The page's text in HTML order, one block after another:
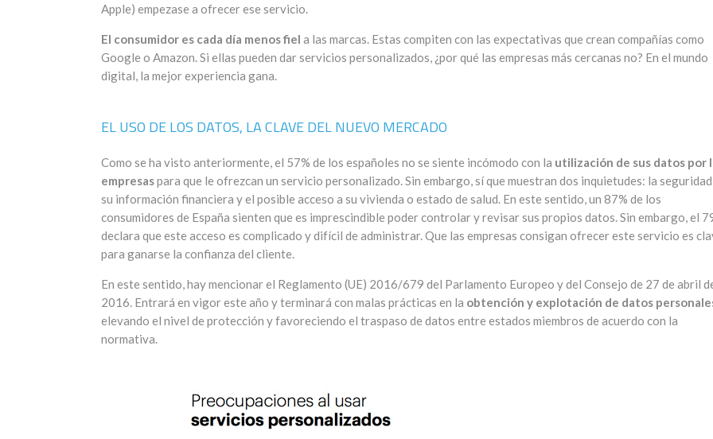
Apple) empezase a ofrecer ese servicio.
El consumidor es cada día menos fiel a las marcas. Estas compiten con las expectativas que crean compañías como
Google o Amazon. Si ellas pueden dar servicios personalizados, ¿por qué las empresas más cercanas no? En el mundo
digital, la mejor experiencia gana.
EL USO DE LOS DATOS, LA CLAVE DEL NUEVO MERCADO
Como se ha visto anteriormente, el 57% de los españoles no se siente incómodo con la utilización de sus datos por
empresaspara que le ofrezcan un servicio personalizado. Sin embargo, sí que muestran dos inquietudes: la
su información financiera y el posible acceso a su vivienda o estado de salud. En este sentido, un 87% de los
consumidores de España sienten que es imprescindible poder controlar y revisar sus propios datos. Sin embargo, el
declara que este acceso es complicado y difícil de administrar. Que las empresas consigan ofrecer este servicio es
para ganarse la confianza del cliente.
En este sentido, hay mencionar el Reglamento (UE) 2016/679 del Parlamento Europeo y del Consejo de 27 de abril
2016. Entrará en vigor este año y terminará con malas prácticas en la obtención y explotación de datos
elevando el nivel de protección y favoreciendo el traspaso de datos entre estados miembros de acuerdo con la
normativa.